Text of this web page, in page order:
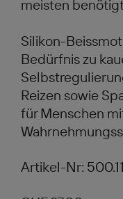
meisten
Silikon-
Bedürfnis zu
Reizen sowie
für Menschen
Artikel-Nr: